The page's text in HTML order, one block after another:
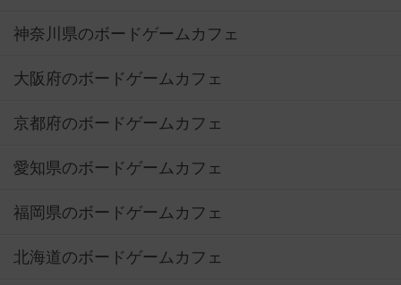
神奈川県のボードゲームカフェ
大阪府のボードゲームカフェ
京都府のボードゲームカフェ
愛知県のボードゲームカフェ
福岡県のボードゲームカフェ
北海道のボードゲームカフェ